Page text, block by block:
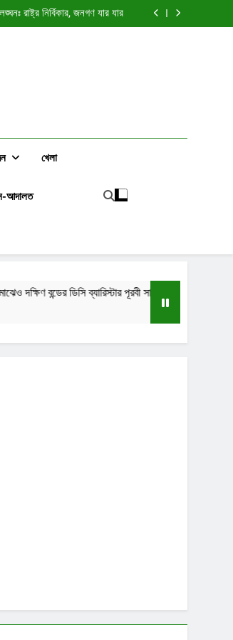
রাষ্ট্র নির্বিকার, জনগণ যার যার
বন্ডের ডিসি ব্যারিস্টার পূরবী
বন্ডের ডিসি ব্যারিস্টার পূরবী
খেলা
আদালত
সাহাকে নিয়ে বেশিরভাগ মতামতই ইতিবাচক